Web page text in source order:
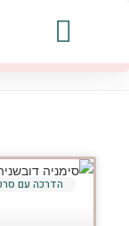
הדרכה עם